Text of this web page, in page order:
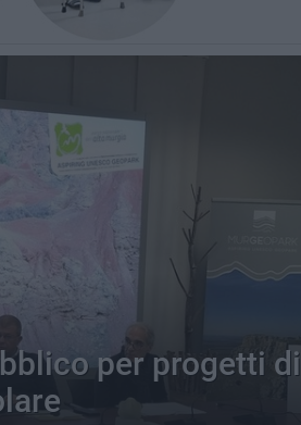
per progetti di